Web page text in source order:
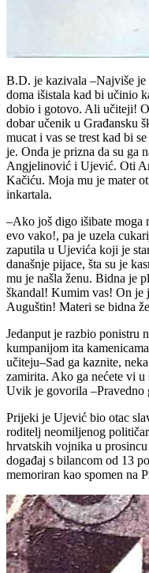
B.D. je kazivala –Najviše je
doma išistala kad bi učinio
dobio i gotovo. Ali učiteji!
dobar učenik u Građansku
mucat i vas se trest kad bi
je. Onda je prizna da su ga
Angjelinović i Ujević. Oti
Kačiću. Moja mu je mater
inkartala.
–Ako još digo išibate moga
evo vako!, pa je uzela
zaputila u Ujevića koji je
današnje pijace, šta su je
mu je našla ženu. Bidna je
škandal! Kumim vas! On je
Auguštin! Materi se bidna
Jedanput je razbio ponistru
kumpanijom ita
učiteju–Sad ga kaznite,
zamirita. Ako ga nećete vi
Uvik je govorila –Pravedno
Prijeki je Ujević bio otac
roditelj neomiljenog
hrvatskih vojnika u
događaj s bilancom od 13
memoriran kao spomen na